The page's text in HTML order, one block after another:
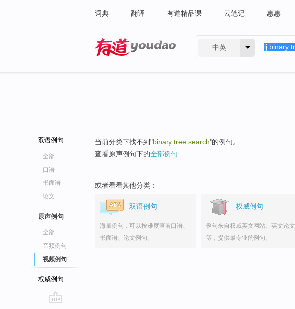
词典 翻译 有道精品课 云笔记 惠惠
中英
双语例句
全部
口语
书面语
论文
原声例句
全部
音频例句
视频例句
权威例句
当前分类下找不到"binary tree search"的例句。
查看原声例句下的全部例句
或者看看其他分类：
双语例句
海量例句，可以按难度查看口语、
书面语、论文例句。
权威例句
例句来自权威英文网站、英文论文
等，提供最专业的例句。